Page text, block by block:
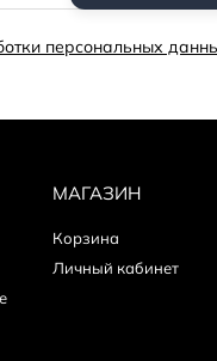
персональных
МАГАЗИН
Корзина
Личный кабинет